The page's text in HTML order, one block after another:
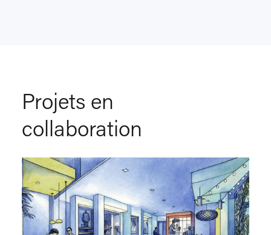
Projets en
collaboration